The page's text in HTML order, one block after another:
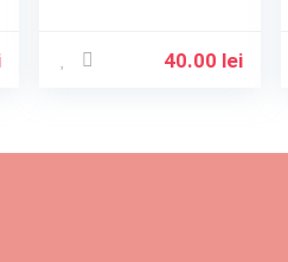
40.00 lei